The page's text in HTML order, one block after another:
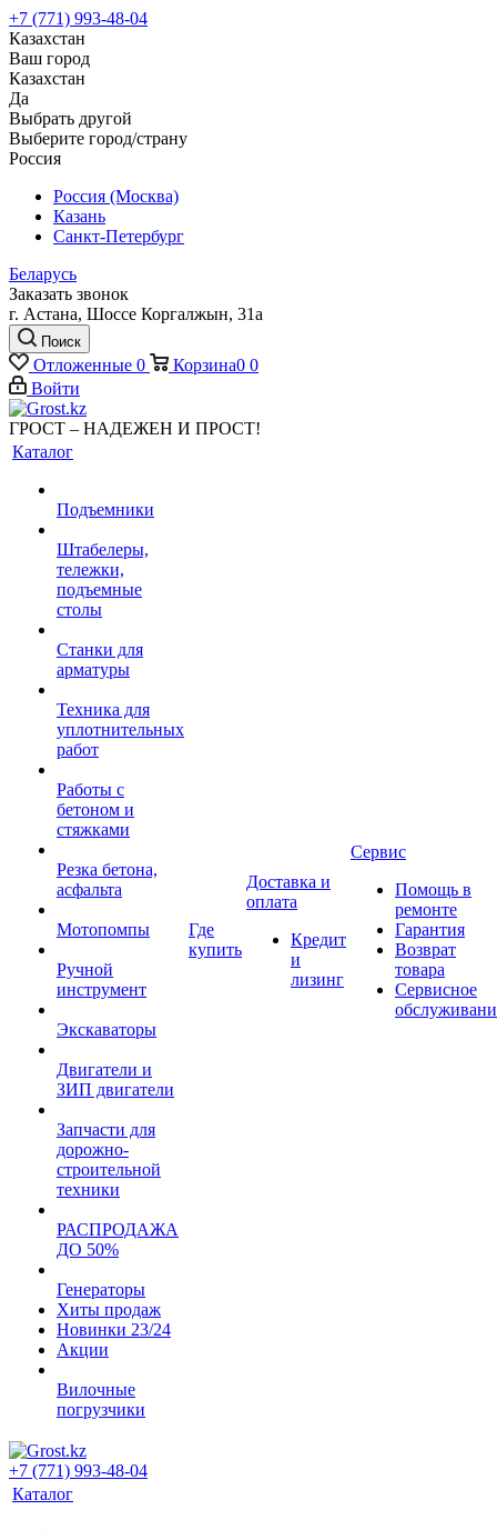
+7 (771) 993-48-04
Казахстан
Ваш город
Казахстан
Да
Выбрать другой
Выберите город/страну
Россия
Россия (Москва)
Казань
Санкт-Петербург
Беларусь
Заказать звонок
г. Астана, Шоссе Коргалжын, 31а
Поиск
Отложенные 0 Корзина0 0
Войти
ГРОСТ – НАДЕЖЕН И ПРОСТ!
Каталог
Подъемники
Штабелеры,
тележки,
подъемные
столы
Станки для
арматуры
Техника для
уплотнительных
работ
Работы с
бетоном и
стяжками
Резка бетона,
асфальта
Мотопомпы
Ручной
инструмент
Экскаваторы
Двигатели и
ЗИП двигатели
Запчасти для
дорожно-
строительной
техники
РАСПРОДАЖА
ДО 50%
Генераторы
Хиты продаж
Новинки 23/24
Акции
Вилочные
погрузчики
Где
купить
Доставка и
оплата
Кредит
и
лизинг
Сервис
Помощь в
ремонте
Гарантия
Возврат
товара
Сервисное
+7 (771) 993-48-04
Каталог